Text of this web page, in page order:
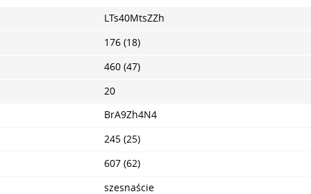
LTs40MtsZZh
176 (18)
460 (47)
20
BrA9Zh4N4
245 (25)
607 (62)
szesnaście